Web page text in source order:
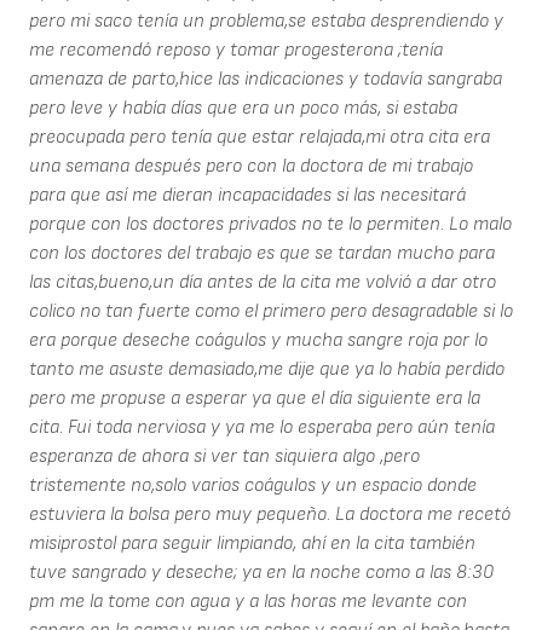
pero mi saco tenía un problema,se estaba desprendiendo y
me recomendó reposo y tomar progesterona ;tenía
amenaza de parto,hice las indicaciones y todavía sangraba
pero leve y había días que era un poco más, si estaba
preocupada pero tenía que estar relajada,mi otra cita era
una semana después pero con la doctora de mi trabajo
para que así me dieran incapacidades si las necesitará
porque con los doctores privados no te lo permiten. Lo malo
con los doctores del trabajo es que se tardan mucho para
las citas,bueno,un día antes de la cita me volvió a dar otro
colico no tan fuerte como el primero pero desagradable si lo
era porque deseche coágulos y mucha sangre roja por lo
tanto me asuste demasiado,me dije que ya lo había perdido
pero me propuse a esperar ya que el día siguiente era la
cita. Fui toda nerviosa y ya me lo esperaba pero aún tenía
esperanza de ahora si ver tan siquiera algo ,pero
tristemente no,solo varios coágulos y un espacio donde
estuviera la bolsa pero muy pequeño. La doctora me recetó
misiprostol para seguir limpiando, ahí en la cita también
tuve sangrado y deseche; ya en la noche como a las 8:30
pm me la tome con agua y a las horas me levante con